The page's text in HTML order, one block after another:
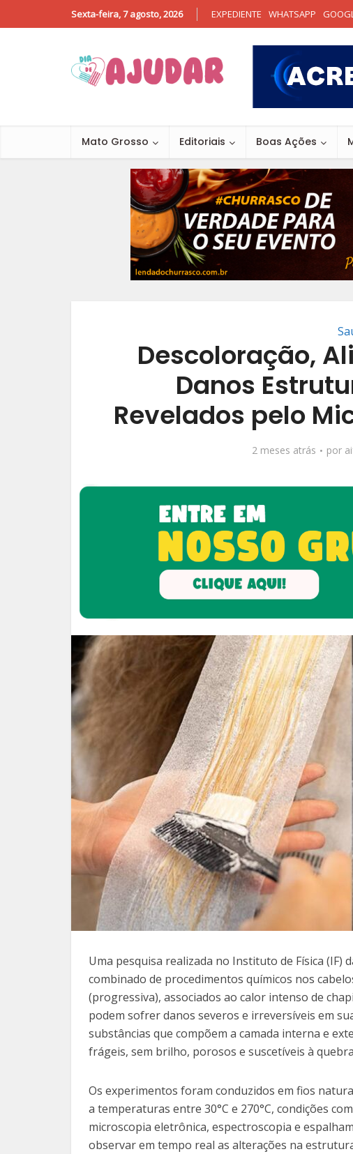
Sexta-feira, 7 agosto, 2026 EXPEDIENTE WHATSAPP
Mato Grosso Editoriais Boas Ações
Descoloração,
Danos
Revelados pelo
2 meses atrás por
Uma pesquisa realizada no Instituto de Física (IF)
combinado de procedimentos químicos nos
(progressiva), associados ao calor intenso de
podem sofrer danos severos e irreversíveis em
substâncias que compõem a camada interna e
frágeis, sem brilho, porosos e suscetíveis à
Os experimentos foram conduzidos em fios
a temperaturas entre 30°C e 270°C, condições
microscopia eletrônica, espectroscopia e
observar em tempo real as alterações na